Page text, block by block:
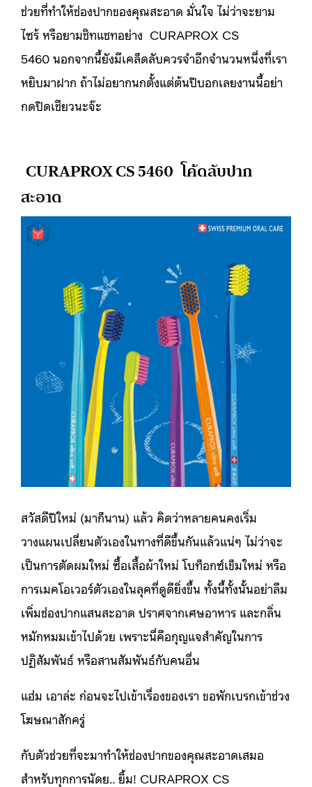
ช่วยที่ทำให้ช่องปากของคุณสะอาด มั่นใจ ไม่ว่าจะยาม
ไซร้ หรือยามชิทแชทอย่าง CURAPROX CS
5460 นอกจากนี้ยังมีเคล็ดลับควรจำอีกจำนวนหนึ่งที่เรา
หยิบมาฝาก ถ้าไม่อยากนกตั้งแต่ต้นปีบอกเลยงานนี้อย่า
กดปิดเชียวนะจ๊ะ
CURAPROX CS 5460 โค้ดลับปาก
สะอาด
สวัสดีปีใหม่ (มาก็นาน) แล้ว คิดว่าหลายคนคงเริ่ม
วางแผนเปลี่ยนตัวเองในทางที่ดีขึ้นกันแล้วแน่ๆ ไม่ว่าจะ
เป็นการตัดผมใหม่ ซื้อเสื้อผ้าใหม่ โบท็อกซ์เข็มใหม่ หรือ
การเมคโอเวอร์ตัวเองในลุคที่ดูดียิ่งขึ้น ทั้งนี้ทั้งนั้นอย่าลืม
เพิ่มช่องปากแสนสะอาด ปราศจากเศษอาหาร และกลิ่น
หมักหมมเข้าไปด้วย เพราะนี่คือกุญแจสำคัญในการ
ปฏิสัมพันธ์ หรือสานสัมพันธ์กับคนอื่น
แฮ่ม เอาล่ะ ก่อนจะไปเข้าเรื่องของเรา ขอพักเบรกเข้าช่วง
โฆษณาสักครู่
กับตัวช่วยที่จะมาทำให้ช่องปากของคุณสะอาดเสมอ
สำหรับทุกการนัดย.. ยิ้ม! CURAPROX CS